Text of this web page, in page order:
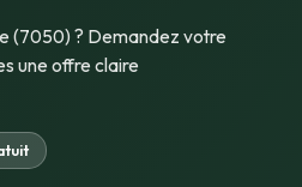
(7050) ? Demandez votre
une offre claire